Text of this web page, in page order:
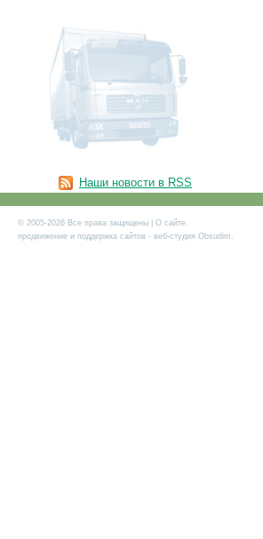
Наши новости в RSS
© 2005-2026 Все права защищены | О сайте.
продвижение и поддержка сайтов - веб-студия Obsudim.